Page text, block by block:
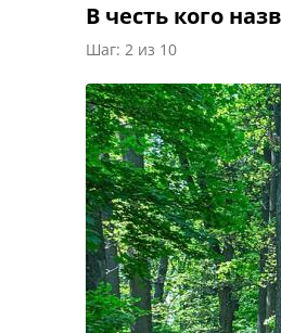
В честь кого
Шаг: 2 из 10